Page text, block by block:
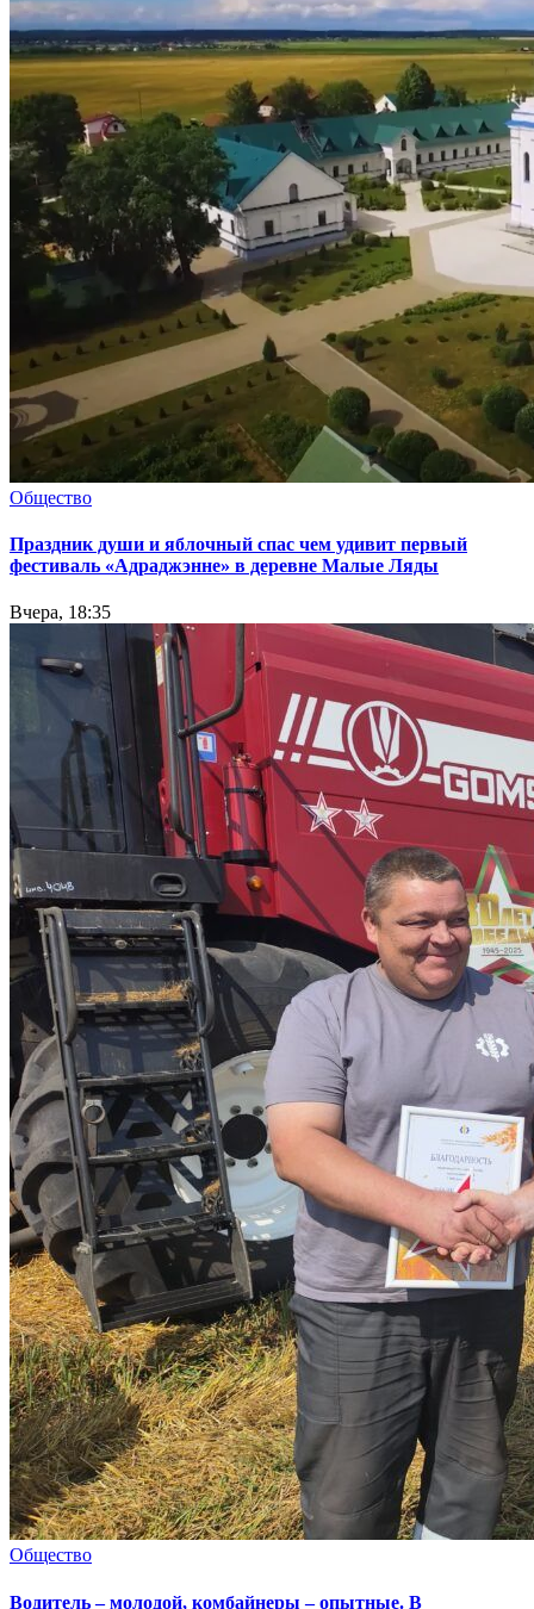
Общество
Праздник души и яблочный спас чем удивит первый
фестиваль «Адраджэнне» в деревне Малые Ляды
Вчера, 18:35
Общество
Водитель – молодой, комбайнеры – опытные. В